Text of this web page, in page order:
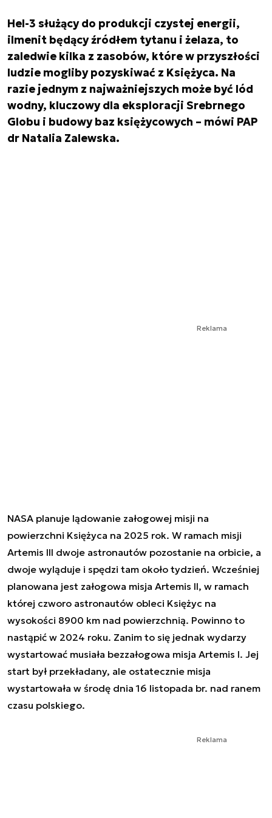
Hel-3 służący do produkcji czystej energii,
ilmenit będący źródłem tytanu i żelaza, to
zaledwie kilka z zasobów, które w przyszłości
ludzie mogliby pozyskiwać z Księżyca. Na
razie jednym z najważniejszych może być lód
wodny, kluczowy dla eksploracji Srebrnego
Globu i budowy baz księżycowych – mówi PAP
dr Natalia Zalewska.
Reklama
NASA planuje lądowanie załogowej misji na
powierzchni Księżyca na 2025 rok. W ramach misji
Artemis III dwoje astronautów pozostanie na orbicie, a
dwoje wyląduje i spędzi tam około tydzień. Wcześniej
planowana jest załogowa misja Artemis II, w ramach
której czworo astronautów obleci Księżyc na
wysokości 8900 km nad powierzchnią. Powinno to
nastąpić w 2024 roku. Zanim to się jednak wydarzy
wystartować musiała bezzałogowa misja Artemis I. Jej
start był przekładany, ale ostatecznie misja
wystartowała w środę dnia 16 listopada br. nad ranem
czasu polskiego.
Reklama